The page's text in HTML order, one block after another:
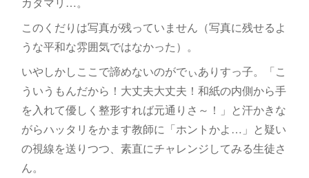
このくだりは写真が残っていません（写真に残せるよ
うな平和な雰囲気ではなかった）。
いやしかしここで諦めないのがでぃありすっ子。「こ
ういうもんだから！大丈夫大丈夫！和紙の内側から手
を入れて優しく整形すれば元通りさ～！」と汗かきな
がらハッタリをかます教師に「ホントかよ…」と疑い
の視線を送りつつ、素直にチャレンジしてみる生徒さ
ん。